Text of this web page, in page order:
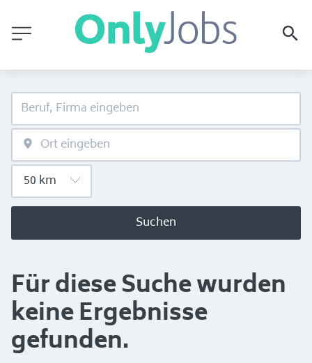
Suchen
Für diese Suche wurden
keine Ergebnisse
gefunden.